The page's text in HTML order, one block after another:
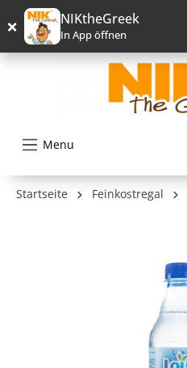
springen
× NIKtheGreek
In App öffnen
Menu
Startseite Feinkostregal